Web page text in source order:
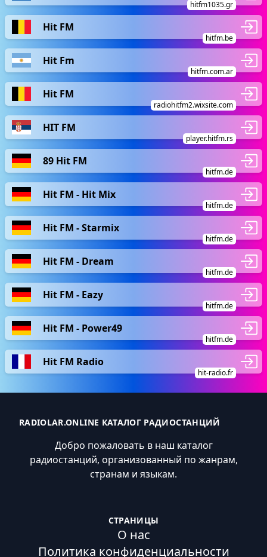
hitfm1035.gr
Hit FM
hitfm.be
Hit Fm
hitfm.com.ar
Hit FM
radiohitfm2.wixsite.com
HIT FM
player.hitfm.rs
89 Hit FM
hitfm.de
Hit FM - Hit Mix
hitfm.de
Hit FM - Starmix
hitfm.de
Hit FM - Dream
hitfm.de
Hit FM - Eazy
hitfm.de
Hit FM - Power49
hitfm.de
Hit FM Radio
hit-radio.fr
RADIOLAR.ONLINE КАТАЛОГ РАДИОСТАНЦИЙ
Добро пожаловать в наш каталог
радиостанций, организованный по жанрам,
странам и языкам.
СТРАНИЦЫ
О нас
Политика конфиденциальности